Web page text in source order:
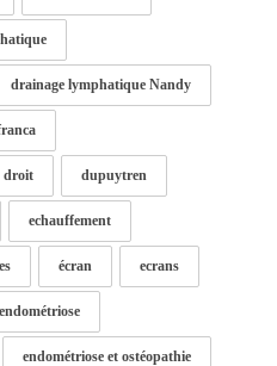
drainage lymphatique Nandy
droit dupuytren
echauffement
écran ecrans
endométriose
endométriose et ostéopathie